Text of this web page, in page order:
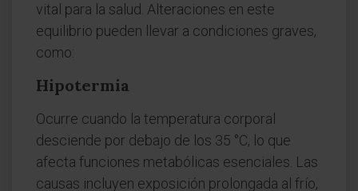
vital para la salud. Alteraciones en este
equilibrio pueden llevar a condiciones graves,
como:
Hipotermia
Ocurre cuando la temperatura corporal
desciende por debajo de los 35 °C, lo que
afecta funciones metabólicas esenciales. Las
causas incluyen exposición prolongada al frío,